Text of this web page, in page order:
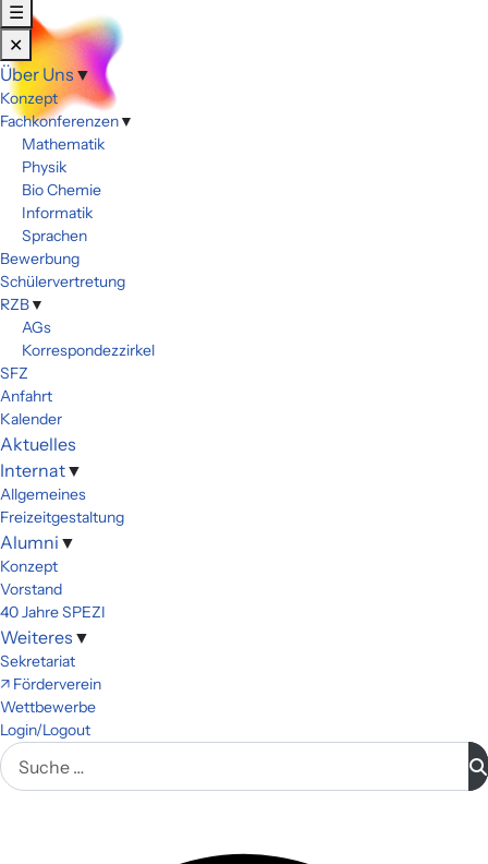
☰
✕
Über Uns ▼
Konzept
Fachkonferenzen▼
Mathematik
Physik
Bio Chemie
Informatik
Sprachen
Bewerbung
Schülervertretung
RZB▼
AGs
Korrespondezzirkel
SFZ
Anfahrt
Kalender
Aktuelles
Internat▼
Allgemeines
Freizeitgestaltung
Alumni ▼
Konzept
Vorstand
40 Jahre SPEZI
Weiteres ▼
Sekretariat
↗ Förderverein
Wettbewerbe
Login/Logout